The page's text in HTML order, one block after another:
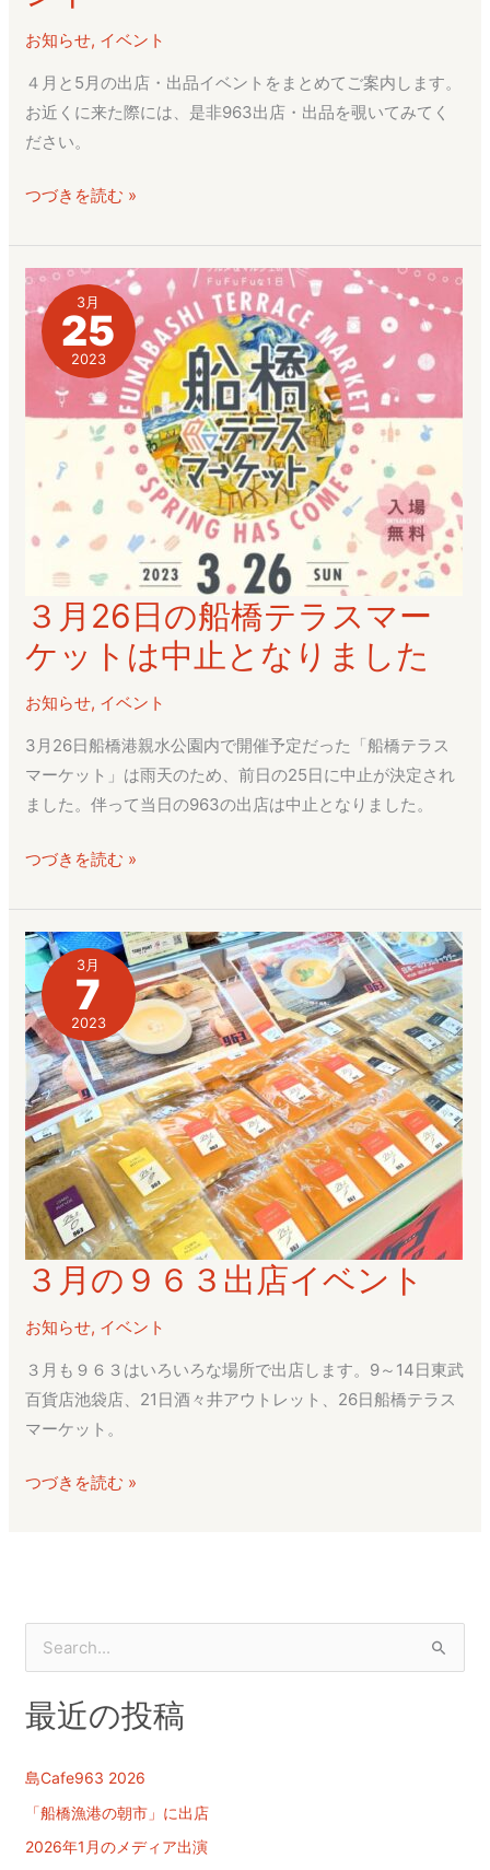
お知らせ, イベント
４月と5月の出店・出品イベントをまとめてご案内します。
お近くに来た際には、是非963出店・出品を覗いてみてく
ださい。
5
月
９
６
３
イ
ベ
つづきを読む »
3月
25
2023
３月26日の船橋テラスマー
ケットは中止となりました
お知らせ, イベント
3月26日船橋港親水公園内で開催予定だった「船橋テラス
マーケット」は雨天のため、前日の25日に中止が決定され
ました。伴って当日の963の出店は中止となりました。
３
月
26
日
船
橋
テ
マ
ー
ケ
ッ
ト
は
中
止
と
な
り
ま
し
た
つづきを読む »
3月
7
2023
３月の９６３出店イベント
お知らせ, イベント
３月も９６３はいろいろな場所で出店します。9～14日東武
百貨店池袋店、21日酒々井アウトレット、26日船橋テラス
マーケット。
３
の
９
６
３
店
つづきを読む »
対
:
最近の投稿
島Cafe963 2026
「船橋漁港の朝市」に出店
2026年1月のメディア出演